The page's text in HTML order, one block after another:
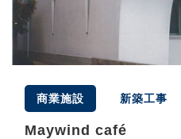
商業施設 新築工事
Maywind café